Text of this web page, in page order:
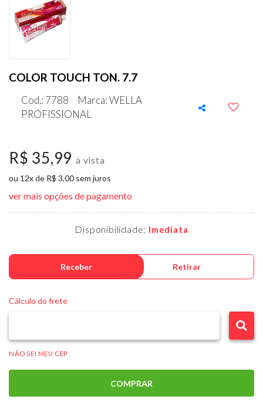
COLOR TOUCH TON. 7.7
Cod.: 7788
Marca: WELLA
PROFISSIONAL
R$ 35,99à vista
ou 12x de R$ 3,00 sem juros
ver mais opções de pagamento
Disponibilidade: Imediata
Receber Retirar
Cálculo do frete
NÃO SEI MEU CEP
COMPRAR